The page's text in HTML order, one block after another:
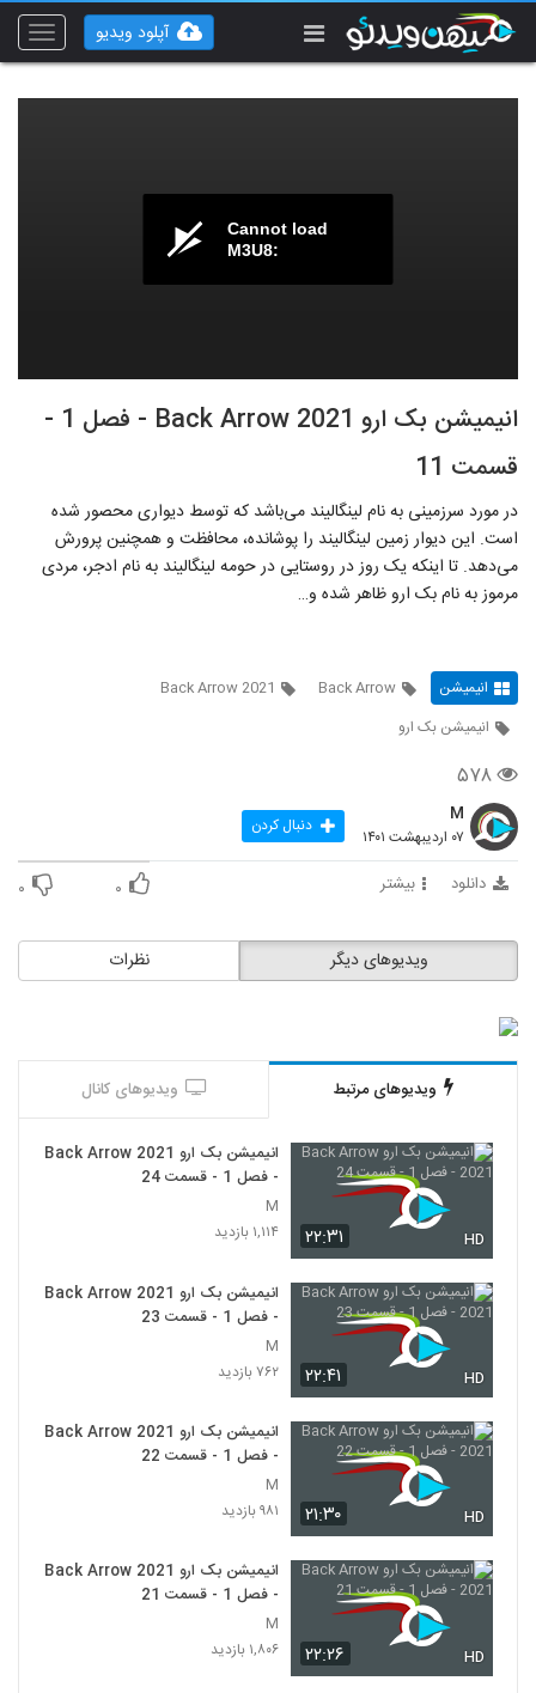
Toggle
آپلود ویدیو
Cannot load
M3U8:
انیمیشن بک ارو Back Arrow 2021 - فصل 1 -
قسمت 11
در مورد سرزمینی به نام لینگالیند می‌باشد که توسط دیواری محصور شده
است. این دیوار زمین لینگالیند را پوشانده، محافظت و همچنین پرورش
می‌دهد. تا اینکه یک روز در روستایی در حومه لینگالیند به نام ادجر، مردی
مرموز به نام بک ارو ظاهر شده و…
انیمیشن Back Arrow
Back Arrow 2021
انیمیشن بک ارو
۵۷۸
M
۰۷ اردیبهشت ۱۴۰۱ دنبال کردن
دانلود بیشتر ۰ ۰
نظرات ویدیوهای دیگر
ویدیوهای مرتبط ویدیوهای کانال
۲۲:۳۱ HD
انیمیشن بک ارو Back Arrow 2021
- فصل 1 - قسمت 24
M
۱,۱۱۴ بازدید
۲۲:۴۱ HD
انیمیشن بک ارو Back Arrow 2021
- فصل 1 - قسمت 23
M
۷۶۲ بازدید
۲۱:۳۰ HD
انیمیشن بک ارو Back Arrow 2021
- فصل 1 - قسمت 22
M
۹۸۱ بازدید
۲۲:۲۶ HD
انیمیشن بک ارو Back Arrow 2021
- فصل 1 - قسمت 21
M
۱,۸۰۶ بازدید